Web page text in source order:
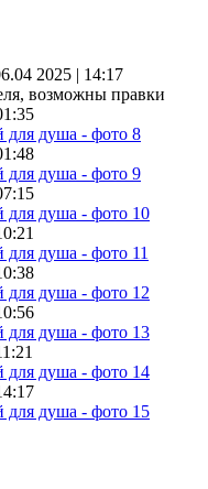
2025 | 14:17
возможны правки